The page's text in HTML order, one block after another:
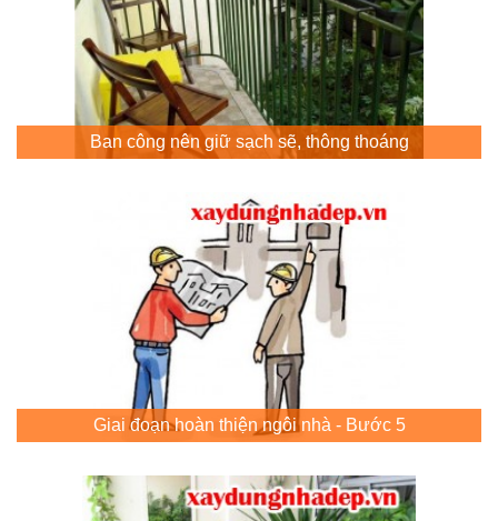
Ban công nên giữ sạch sẽ, thông thoáng
Giai đoạn hoàn thiện ngôi nhà - Bước 5